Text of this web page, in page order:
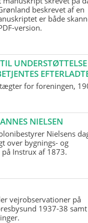
beskrevet af en
er både
version.
for foreningen,
NIELSEN
Nielsens
over bygnings- og
Instrux af 1873.
vejrobservationer på
1937-38 samt